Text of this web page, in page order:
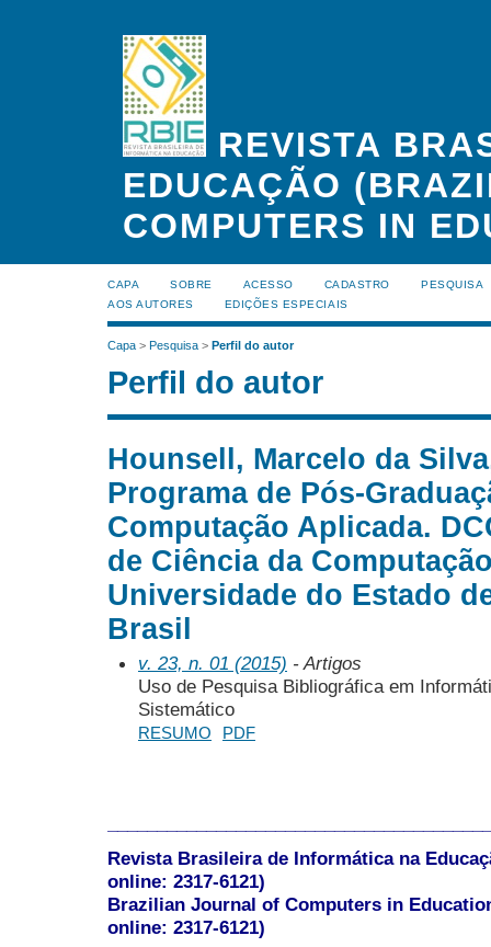
REVISTA
EDUCAÇÃO
COMPUTERS IN
CAPA SOBRE ACESSO CADASTRO
PESQUISA
AOS AUTORES
EDIÇÕES ESPECIAIS
Capa > Pesquisa > Perfil do autor
Perfil do autor
Hounsell, Marcelo da
Programa de Pós-
Computação Aplicada.
de Ciência da
Universidade do Estado
Brasil
v. 23, n. 01 (2015) - Artigos
Uso de Pesquisa Bibliográfica em
Sistemático
RESUMO PDF
Revista Brasileira de Informática na
online: 2317-6121)
Brazilian Journal of Computers in
online: 2317-6121)